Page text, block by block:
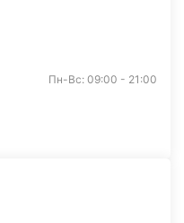
Пн-Вс: 09:00 - 21:00